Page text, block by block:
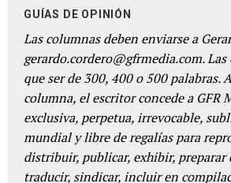
GUÍAS DE OPINIÓN
Las columnas deben enviarse a
gerardo.cordero@gfrmedia.com.
que ser de 300, 400 o 500 palabras.
columna, el escritor concede a GFR
exclusiva, perpetua, irrevocable,
mundial y libre de regalías para
distribuir, publicar, exhibir, preparar
traducir, sindicar, incluir en